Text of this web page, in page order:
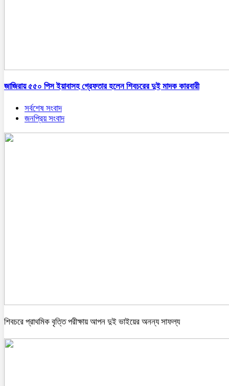
জাজিরায় ৫৫০ পিস ইয়াবাসহ গ্রেফতার হলেন শিবচরের দুই মাদক কারবারী
সর্বশেষ সংবাদ
জনপ্রিয় সংবাদ
শিবচরে প্রাথমিক বৃত্তি পরীক্ষায় আপন দুই ভাইয়ের অনন্য সাফল্য